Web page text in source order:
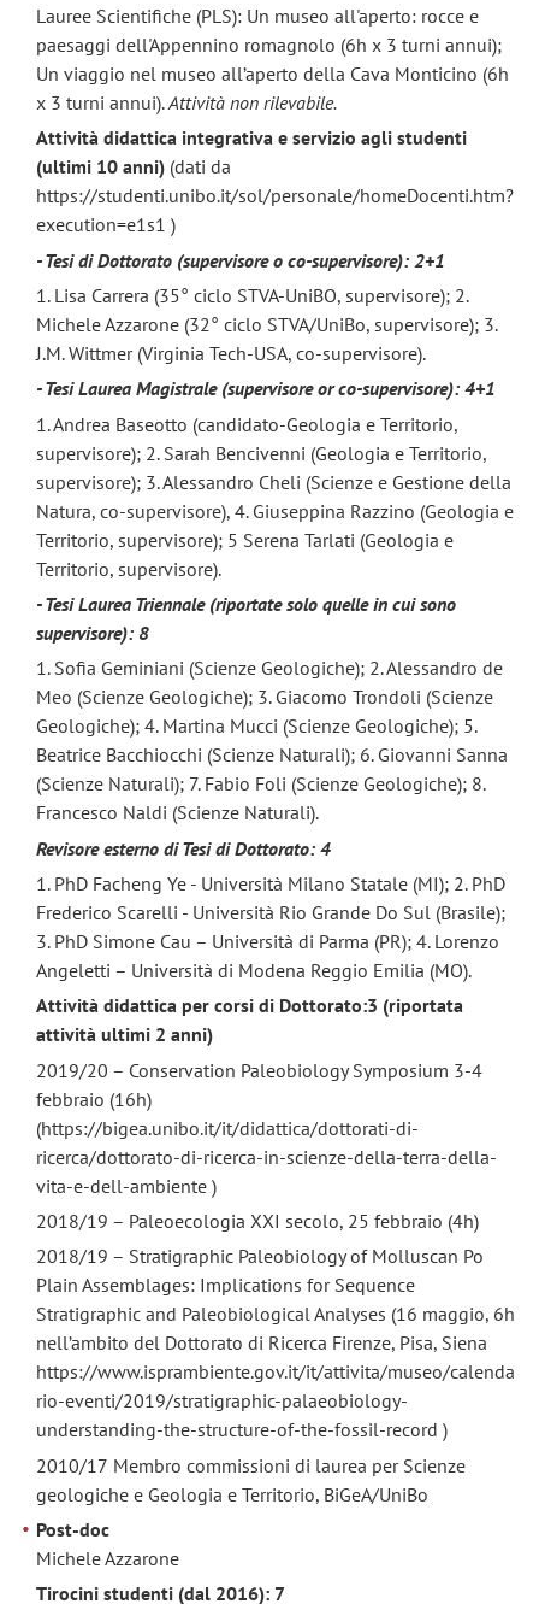
Lauree Scientifiche (PLS): Un museo all'aperto: rocce e
paesaggi dell'Appennino romagnolo (6h x 3 turni annui);
Un viaggio nel museo all’aperto della Cava Monticino (6h
x 3 turni annui).Attività non rilevabile.
Attività didattica integrativa e servizio agli studenti
(ultimi 10 anni) (dati da
https://studenti.unibo.it/sol/personale/homeDocenti.htm?
execution=e1s1 )
- Tesi di Dottorato (supervisore o co-supervisore): 2+1
1. Lisa Carrera (35° ciclo STVA-UniBO, supervisore); 2.
Michele Azzarone (32° ciclo STVA/UniBo, supervisore); 3.
J.M. Wittmer (Virginia Tech-USA, co-supervisore).
- Tesi Laurea Magistrale (supervisore or co-supervisore): 4+1
1. Andrea Baseotto (candidato-Geologia e Territorio,
supervisore); 2. Sarah Bencivenni (Geologia e Territorio,
supervisore); 3. Alessandro Cheli (Scienze e Gestione della
Natura, co-supervisore), 4. Giuseppina Razzino (Geologia e
Territorio, supervisore); 5 Serena Tarlati (Geologia e
Territorio, supervisore).
- Tesi Laurea Triennale (riportate solo quelle in cui sono
supervisore): 8
1. Sofia Geminiani (Scienze Geologiche); 2. Alessandro de
Meo (Scienze Geologiche); 3. Giacomo Trondoli (Scienze
Geologiche); 4. Martina Mucci (Scienze Geologiche); 5.
Beatrice Bacchiocchi (Scienze Naturali); 6. Giovanni Sanna
(Scienze Naturali); 7. Fabio Foli (Scienze Geologiche); 8.
Francesco Naldi (Scienze Naturali).
Revisore esterno di Tesi di Dottorato: 4
1. PhD Facheng Ye - Università Milano Statale (MI); 2. PhD
Frederico Scarelli - Università Rio Grande Do Sul (Brasile);
3. PhD Simone Cau – Università di Parma (PR); 4. Lorenzo
Angeletti – Università di Modena Reggio Emilia (MO).
Attività didattica per corsi di Dottorato:3 (riportata
attività ultimi 2 anni)
2019/20 – Conservation Paleobiology Symposium 3-4
febbraio (16h)
(https://bigea.unibo.it/it/didattica/dottorati-di-
ricerca/dottorato-di-ricerca-in-scienze-della-terra-della-
vita-e-dell-ambiente )
2018/19 – Paleoecologia XXI secolo, 25 febbraio (4h)
2018/19 – Stratigraphic Paleobiology of Molluscan Po
Plain Assemblages: Implications for Sequence
Stratigraphic and Paleobiological Analyses (16 maggio, 6h
nell’ambito del Dottorato di Ricerca Firenze, Pisa, Siena
https://www.isprambiente.gov.it/it/attivita/museo/calenda
rio-eventi/2019/stratigraphic-palaeobiology-
understanding-the-structure-of-the-fossil-record )
2010/17 Membro commissioni di laurea per Scienze
geologiche e Geologia e Territorio, BiGeA/UniBo
Post-doc
Michele Azzarone
Tirocini studenti (dal 2016): 7